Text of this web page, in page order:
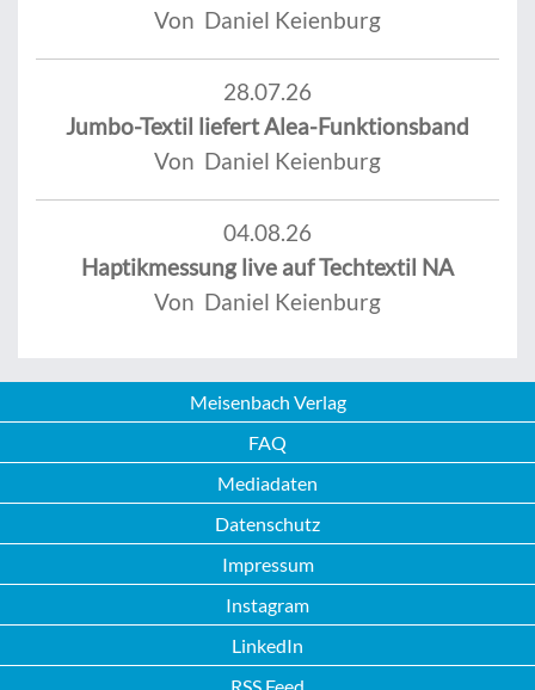
Von Daniel Keienburg
28.07.26
Jumbo-Textil liefert Alea-Funktionsband
Von Daniel Keienburg
04.08.26
Haptikmessung live auf Techtextil NA
Von Daniel Keienburg
Meisenbach Verlag
FAQ
Mediadaten
Datenschutz
Impressum
Instagram
LinkedIn